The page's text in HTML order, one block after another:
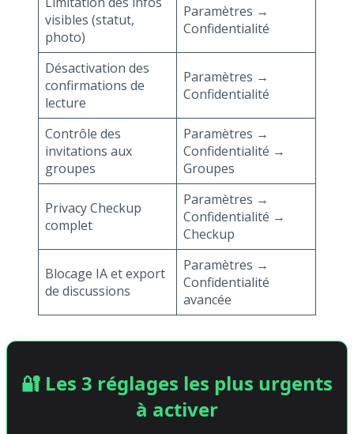
visibles (statut,
photo)
Paramètres →
Confidentialité
Désactivation des
confirmations de
lecture
Paramètres →
Confidentialité
Contrôle des
invitations aux
groupes
Paramètres →
Confidentialité →
Groupes
Privacy Checkup
complet
Paramètres →
Confidentialité →
Checkup
Blocage IA et export
de discussions
Paramètres →
Confidentialité
avancée
🔐 Les 3 réglages les plus urgents
à activer